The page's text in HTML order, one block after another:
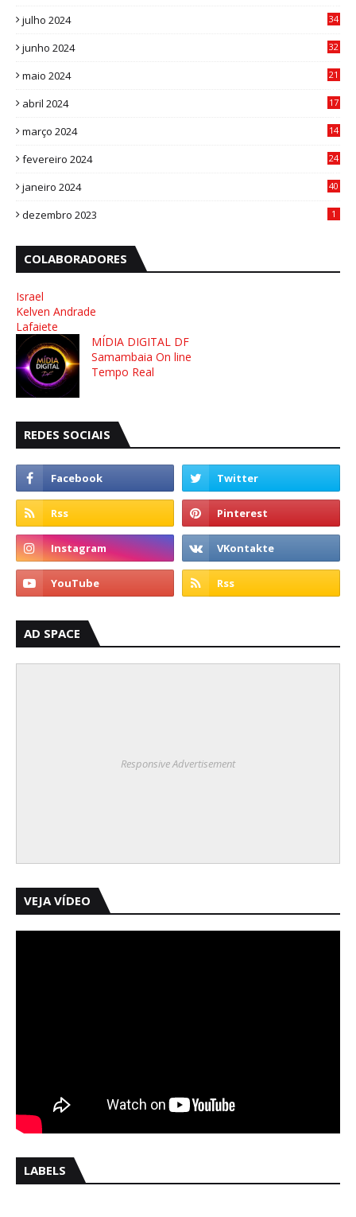
julho 2024
34
junho 2024
32
maio 2024
21
abril 2024
17
março 2024
14
fevereiro 2024
24
janeiro 2024
40
dezembro 2023 1
COLABORADORES
Israel
Kelven Andrade
Lafaiete
MÍDIA DIGITAL DF
Samambaia On line
Tempo Real
REDES SOCIAIS
AD SPACE
Responsive Advertisement
VEJA VÍDEO
LABELS